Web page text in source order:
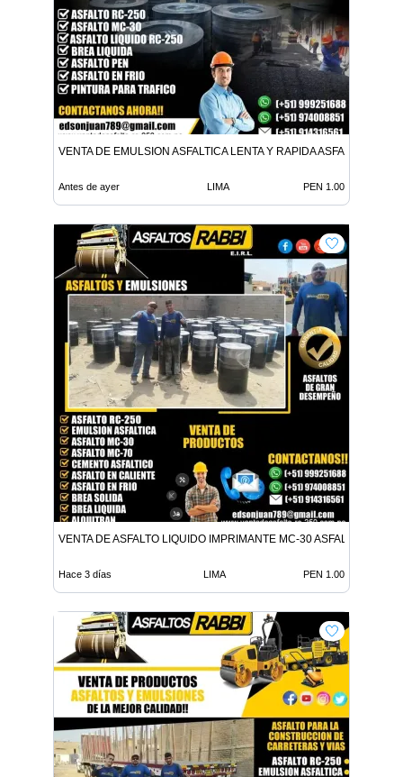
VENTA DE EMULSION ASFALTICA LENTA Y RAPIDA ASFALTO EN
Antes de ayer LIMA PEN 1.00
VENTA DE ASFALTO LIQUIDO IMPRIMANTE MC-30 ASFALTO
Hace 3 días LIMA PEN 1.00